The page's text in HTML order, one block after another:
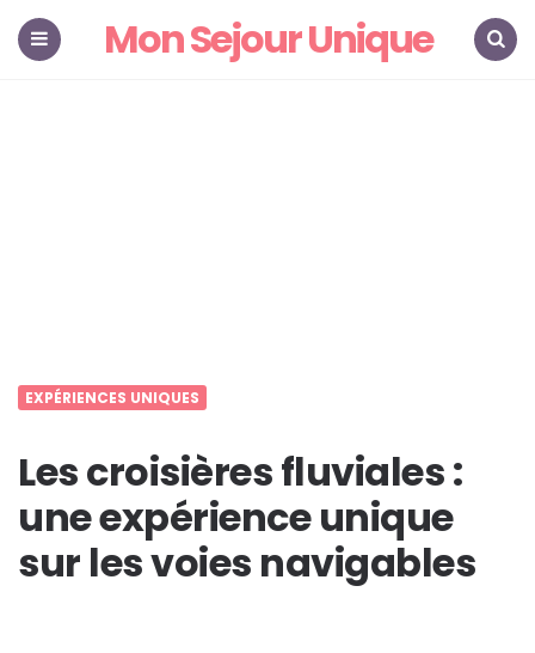
Mon Sejour Unique
EXPÉRIENCES UNIQUES
Les croisières fluviales :
une expérience unique
sur les voies navigables